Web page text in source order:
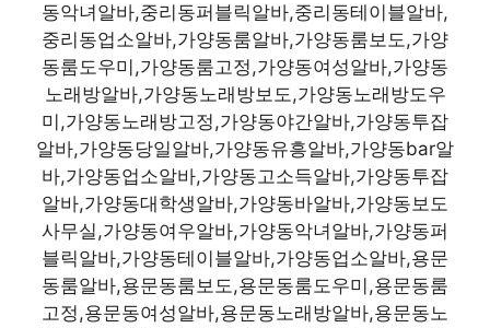
동악녀알바,중리동퍼블릭알바,중리동테이블알바,
중리동업소알바,가양동룸알바,가양동룸보도,가양
동룸도우미,가양동룸고정,가양동여성알바,가양동
노래방알바,가양동노래방보도,가양동노래방도우
미,가양동노래방고정,가양동야간알바,가양동투잡
알바,가양동당일알바,가양동유흥알바,가양동bar알
바,가양동업소알바,가양동고소득알바,가양동투잡
알바,가양동대학생알바,가양동바알바,가양동보도
사무실,가양동여우알바,가양동악녀알바,가양동퍼
블릭알바,가양동테이블알바,가양동업소알바,용문
동룸알바,용문동룸보도,용문동룸도우미,용문동룸
고정,용문동여성알바,용문동노래방알바,용문동노